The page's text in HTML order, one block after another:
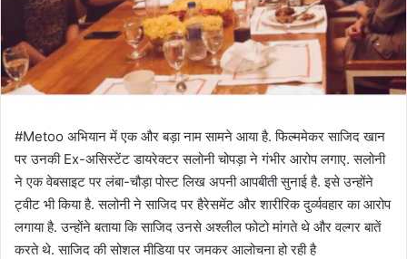
#Metoo अभियान में एक और बड़ा नाम सामने आया है. फिल्ममेकर साजिद खान
पर उनकी Ex-असिस्टेंट डायरेक्टर सलोनी चोपड़ा ने गंभीर आरोप लगाए. सलोनी
ने एक वेबसाइट पर लंबा-चौड़ा पोस्ट लिख अपनी आपबीती सुनाई है. इसे उन्होंने
ट्वीट भी किया है. सलोनी ने साजिद पर हैरेसमेंट और शारीरिक दुर्व्यवहार का आरोप
लगाया है. उन्होंने बताया कि साजिद उनसे अश्लील फोटो मांगते थे और वल्गर बातें
करते थे. साजिद की सोशल मीडिया पर जमकर आलोचना हो रही है